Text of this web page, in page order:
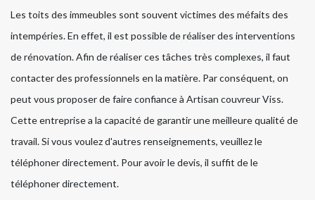
Les toits des immeubles sont souvent victimes des méfaits des
intempéries. En effet, il est possible de réaliser des interventions
de rénovation. Afin de réaliser ces tâches très complexes, il faut
contacter des professionnels en la matière. Par conséquent, on
peut vous proposer de faire confiance à Artisan couvreur Viss.
Cette entreprise a la capacité de garantir une meilleure qualité de
travail. Si vous voulez d'autres renseignements, veuillez le
téléphoner directement. Pour avoir le devis, il suffit de le
téléphoner directement.